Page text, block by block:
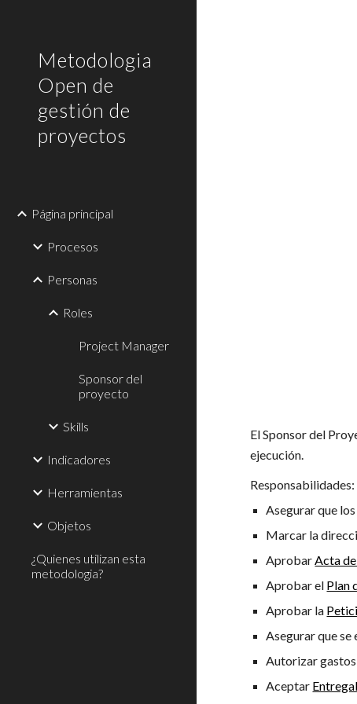
Metodologia
Open de
gestión de
proyectos
Página principal
Procesos
Personas
Roles
Project Manager
Sponsor del
proyecto
Skills
Indicadores
Herramientas
Objetos
¿Quienes utilizan esta
metodologia?
El Sponsor del
ejecución.
Responsabilidades:
Asegurar que
Marcar la
Aprobar Acta
Aprobar el Plan
Aprobar la
Asegurar que se
Autorizar
Aceptar